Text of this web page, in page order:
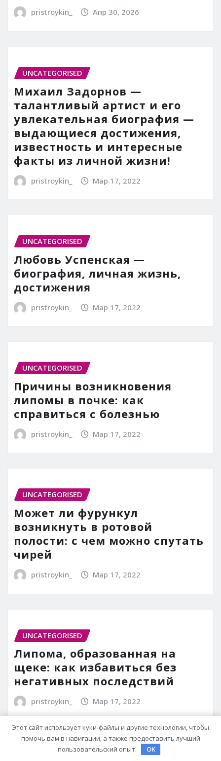
pristroykin_ Апр 30, 2026
UNCATEGORISED
Михаил Задорнов —
талантливый артист и его
увлекательная биография —
выдающиеся достижения,
известность и интересные
факты из личной жизни!
pristroykin_ Мар 17, 2022
UNCATEGORISED
Любовь Успенская —
биография, личная жизнь,
достижения
pristroykin_ Мар 17, 2022
UNCATEGORISED
Причины возникновения
липомы в почке: как
справиться с болезнью
pristroykin_ Мар 17, 2022
UNCATEGORISED
Может ли фурункул
возникнуть в ротовой
полости: с чем можно спутать
чирей
pristroykin_ Мар 17, 2022
UNCATEGORISED
Липома, образованная на
щеке: как избавиться без
негативных последствий
pristroykin_ Мар 17, 2022
Этот сайт использует куки-файлы и другие технологии, чтобы
помочь вам в навигации, а также предоставить лучший
пользовательский опыт.
OK